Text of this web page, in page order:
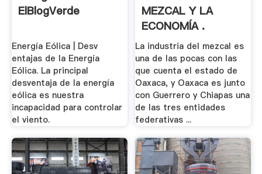
ElBlogVerde
Energía Eólica | Desv
entajas de la Energía
Eólica. La principal
desventaja de la energía
eólica es nuestra
incapacidad para controlar
el viento.
MEZCAL Y LA
ECONOMÍA .
La industria del mezcal es
una de las pocas con las
que cuenta el estado de
Oaxaca, y Oaxaca es junto
con Guerrero y Chiapas una
de las tres entidades
federativas ...